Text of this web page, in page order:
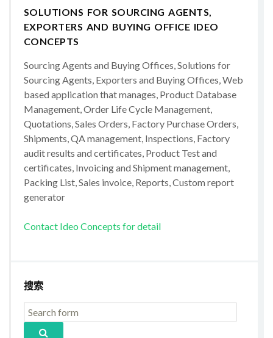
SOLUTIONS FOR SOURCING AGENTS,
EXPORTERS AND BUYING OFFICE IDEO
CONCEPTS
Sourcing Agents and Buying Offices, Solutions for
Sourcing Agents, Exporters and Buying Offices, Web
based application that manages, Product Database
Management, Order Life Cycle Management,
Quotations, Sales Orders, Factory Purchase Orders,
Shipments, QA management, Inspections, Factory
audit results and certificates, Product Test and
certificates, Invoicing and Shipment management,
Packing List, Sales invoice, Reports, Custom report
generator
Contact Ideo Concepts for detail
搜索